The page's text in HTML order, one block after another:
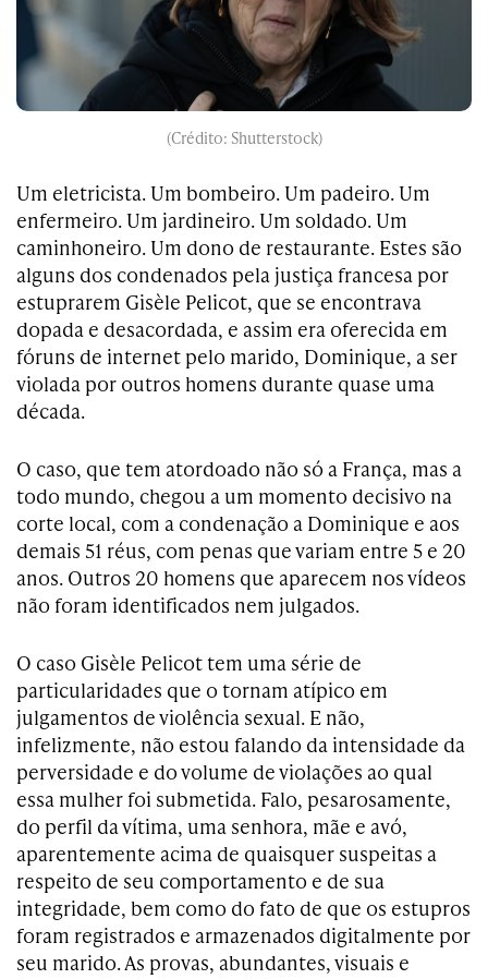
(Crédito: Shutterstock)
Um eletricista. Um bombeiro. Um padeiro. Um
enfermeiro. Um jardineiro. Um soldado. Um
caminhoneiro. Um dono de restaurante. Estes são
alguns dos condenados pela justiça francesa por
estuprarem Gisèle Pelicot, que se encontrava
dopada e desacordada, e assim era oferecida em
fóruns de internet pelo marido, Dominique, a ser
violada por outros homens durante quase uma
década.
O caso, que tem atordoado não só a França, mas a
todo mundo, chegou a um momento decisivo na
corte local, com a condenação a Dominique e aos
demais 51 réus, com penas que variam entre 5 e 20
anos. Outros 20 homens que aparecem nos vídeos
não foram identificados nem julgados.
O caso Gisèle Pelicot tem uma série de
particularidades que o tornam atípico em
julgamentos de violência sexual. E não,
infelizmente, não estou falando da intensidade da
perversidade e do volume de violações ao qual
essa mulher foi submetida. Falo, pesarosamente,
do perfil da vítima, uma senhora, mãe e avó,
aparentemente acima de quaisquer suspeitas a
respeito de seu comportamento e de sua
integridade, bem como do fato de que os estupros
foram registrados e armazenados digitalmente por
seu marido. As provas, abundantes, visuais e